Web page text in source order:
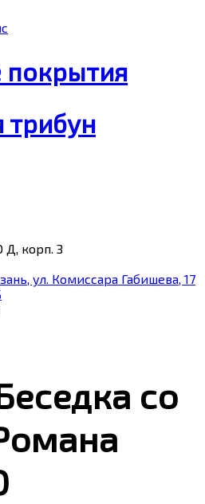
покрытия
трибун
Д, корп. З
ул. Комиссара Габишева, 17
со